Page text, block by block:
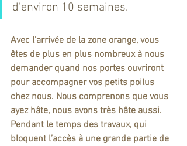
d’environ 10 semaines.
Avec l’arrivée de la zone orange, vous
êtes de plus en plus nombreux à nous
demander quand nos portes ouvriront
pour accompagner vos petits poilus
chez nous. Nous comprenons que vous
ayez hâte, nous avons très hâte aussi.
Pendant le temps des travaux, qui
bloquent l’accès à une grande partie de